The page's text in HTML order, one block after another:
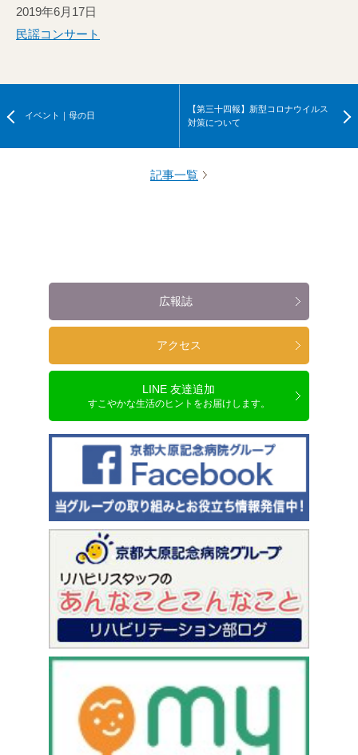
2019年6月17日
民謡コンサート
イベント｜母の日
【第三十四報】新型コロナウイルス
対策について
記事一覧
広報誌
アクセス
LINE 友達追加
すこやかな生活のヒントをお届けします。